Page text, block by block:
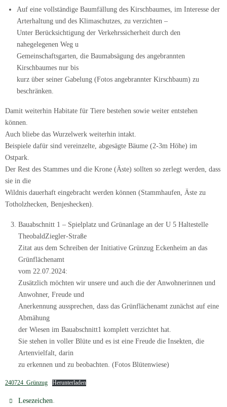
Auf eine vollständige Baumfällung des Kirschbaumes, im Interesse der
Arterhaltung und des Klimaschutzes, zu verzichten –
Unter Berücksichtigung der Verkehrssicherheit durch den
nahegelegenen Weg u
Gemeinschaftsgarten, die Baumabsägung des angebrannten
Kirschbaumes nur bis
kurz über seiner Gabelung (Fotos angebrannter Kirschbaum) zu
beschränken.
Damit weiterhin Habitate für Tiere bestehen sowie weiter entstehen
können.
Auch bliebe das Wurzelwerk weiterhin intakt.
Beispiele dafür sind vereinzelte, abgesägte Bäume (2-3m Höhe) im
Ostpark.
Der Rest des Stammes und die Krone (Äste) sollten so zerlegt werden, dass
sie in die
Wildnis dauerhaft eingebracht werden können (Stammhaufen, Äste zu
Totholzhecken, Benjeshecken).
Bauabschnitt 1 – Spielplatz und Grünanlage an der U 5 Haltestelle
TheobaldZiegler-Straße
Zitat aus dem Schreiben der Initiative Grünzug Eckenheim an das
Grünflächenamt
vom 22.07.2024:
Zusätzlich möchten wir unsere und auch die der Anwohnerinnen und
Anwohner, Freude und
Anerkennung aussprechen, dass das Grünflächenamt zunächst auf eine
Abmähung
der Wiesen im Bauabschnitt1 komplett verzichtet hat.
Sie stehen in voller Blüte und es ist eine Freude die Insekten, die
Artenvielfalt, darin
zu erkennen und zu beobachten. (Fotos Blütenwiese)
240724_Grünzug Herunterladen
Lesezeichen.